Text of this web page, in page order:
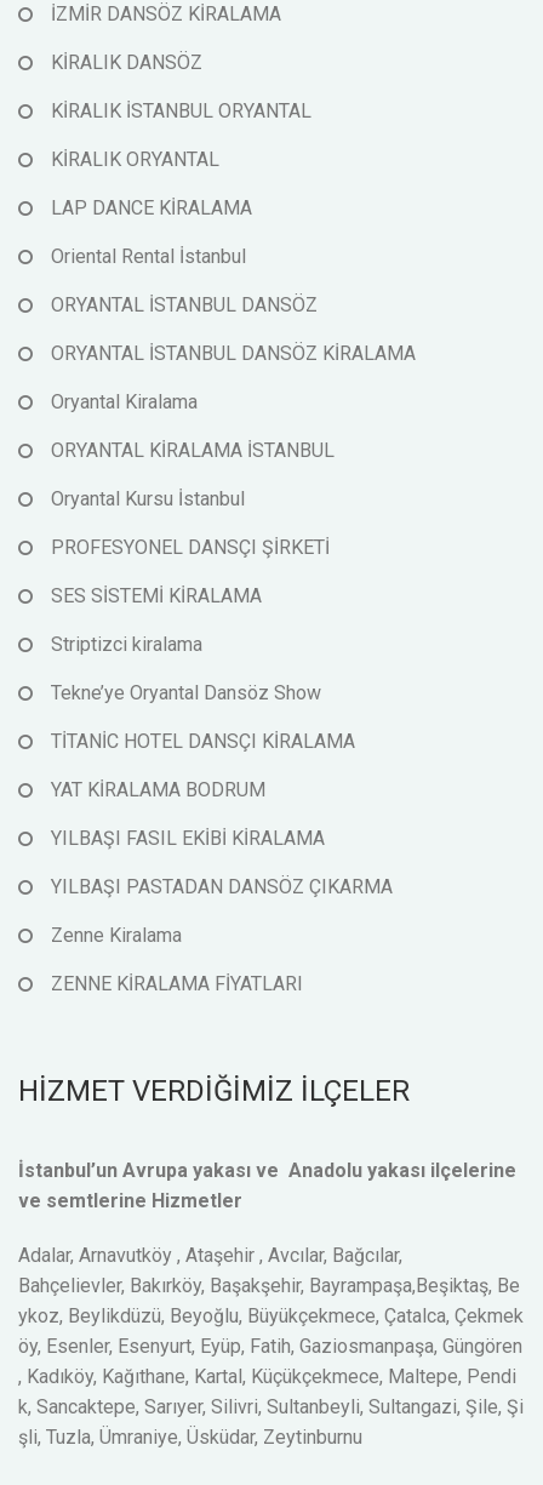
İZMİR DANSÖZ KİRALAMA
KİRALIK DANSÖZ
KİRALIK İSTANBUL ORYANTAL
KİRALIK ORYANTAL
LAP DANCE KİRALAMA
Oriental Rental İstanbul
ORYANTAL İSTANBUL DANSÖZ
ORYANTAL İSTANBUL DANSÖZ KİRALAMA
Oryantal Kiralama
ORYANTAL KİRALAMA İSTANBUL
Oryantal Kursu İstanbul
PROFESYONEL DANSÇI ŞİRKETİ
SES SİSTEMİ KİRALAMA
Striptizci kiralama
Tekne’ye Oryantal Dansöz Show
TİTANİC HOTEL DANSÇI KİRALAMA
YAT KİRALAMA BODRUM
YILBAŞI FASIL EKİBİ KİRALAMA
YILBAŞI PASTADAN DANSÖZ ÇIKARMA
Zenne Kiralama
ZENNE KİRALAMA FİYATLARI
HİZMET VERDİĞİMİZ İLÇELER
İstanbul’un Avrupa yakası ve Anadolu yakası ilçelerine
ve semtlerine Hizmetler
Adalar, Arnavutköy , Ataşehir , Avcılar, Bağcılar,
Bahçelievler, Bakırköy, Başakşehir, Bayrampaşa,Beşiktaş, Be
ykoz, Beylikdüzü, Beyoğlu, Büyükçekmece, Çatalca, Çekmek
öy, Esenler, Esenyurt, Eyüp, Fatih, Gaziosmanpaşa, Güngören
, Kadıköy, Kağıthane, Kartal, Küçükçekmece, Maltepe, Pendi
k, Sancaktepe, Sarıyer, Silivri, Sultanbeyli, Sultangazi, Şile, Şi
şli, Tuzla, Ümraniye, Üsküdar, Zeytinburnu